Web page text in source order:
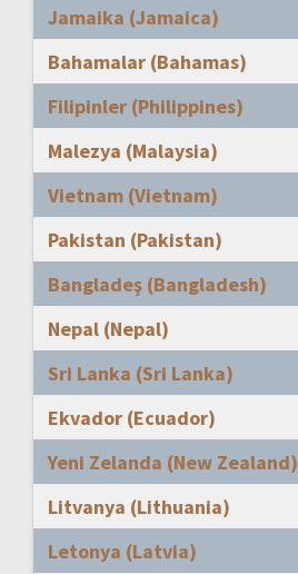
Jamaika (Jamaica)
Bahamalar (Bahamas)
Filipinler (Philippines)
Malezya (Malaysia)
Vietnam (Vietnam)
Pakistan (Pakistan)
Bangladeş (Bangladesh)
Nepal (Nepal)
Sri Lanka (Sri Lanka)
Ekvador (Ecuador)
Yeni Zelanda (New Zealand)
Litvanya (Lithuania)
Letonya (Latvia)